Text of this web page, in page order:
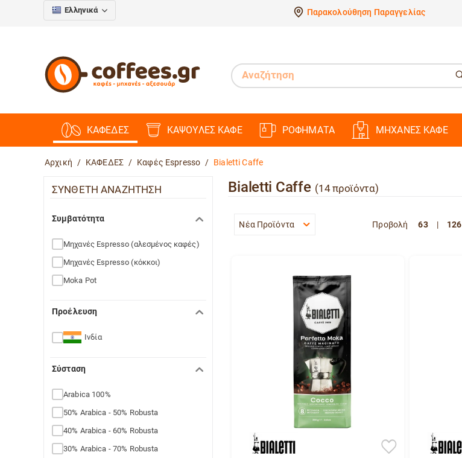
Ελληνικά Παρακολούθηση Παραγγελίας
ΚΑΦΕΔΕΣ ΚΑΨΟΥΛΕΣ ΚΑΦΕ ΡΟΦΗΜΑΤΑ ΜΗΧΑΝΕΣ ΚΑΦΕ
Αρχική / ΚΑΦΕΔΕΣ / Καφές Espresso / Bialetti Caffe
ΣΥΝΘΕΤΗ ΑΝΑΖΗΤΗΣΗ
Συμβατότητα
Μηχανές Espresso (αλεσμένος καφές)
Mηχανές Espresso (κόκκοι)
Moka Pot
Προέλευση
Ινδία
Σύσταση
Arabica 100%
50% Arabica - 50% Robusta
40% Arabica - 60% Robusta
30% Arabica - 70% Robusta
Bialetti Caffe (14 προϊόντα)
Νέα Προϊόντα Προβολή 63 | 126